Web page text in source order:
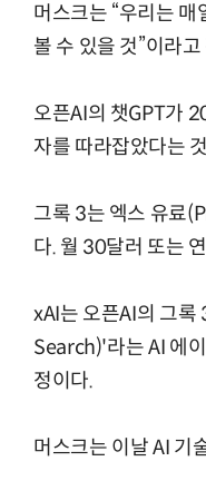
머스크는 “우리는
볼 수 있을 것”이라
오픈AI의 챗GPT가
자를 따라잡았다는
그록 3는 엑스 유료
다. 월 30달러 또는
xAI는 오픈AI의 그
Search)'라는 AI 에
정이다.
머스크는 이날 AI 기